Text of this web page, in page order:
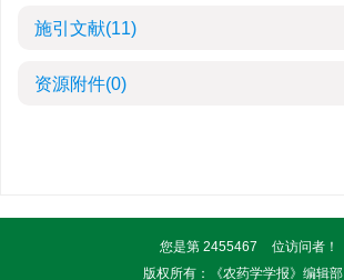
施引文献(11)
资源附件(0)
您是第 2455467
位访问者！
版权所有：《农药学学报》编辑部